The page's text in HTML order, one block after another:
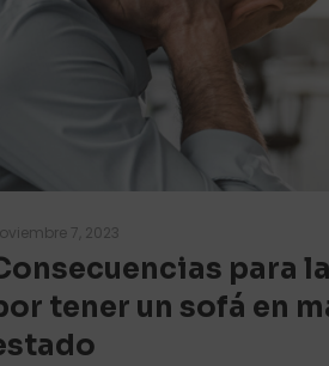
7, 2023
para
tener un sofá en